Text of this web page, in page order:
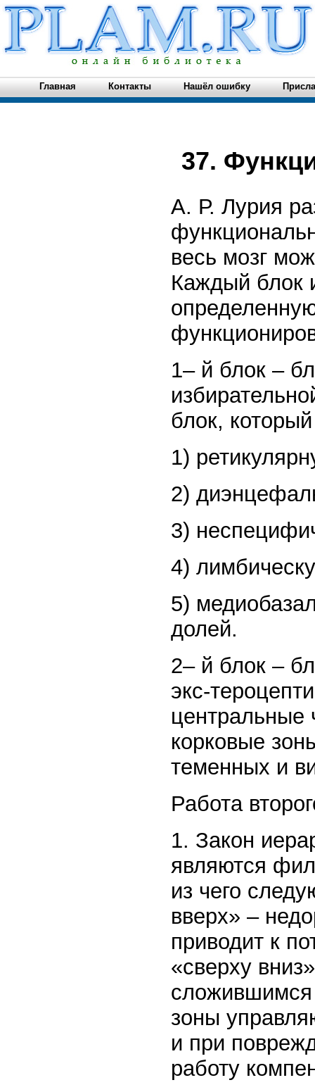
Главная Контакты Нашёл ошибку
37.
А. Р. Лурия
весь мозг
Каждый блок
1– й блок –
блок,
1)
2)
3)
4)
5)
долей.
2– й блок –
экс-
центральные
корковые
теменных и
Работа
1. Закон
являются
из чего
вверх» –
приводит к
«сверху
сложившимся
зоны
и при
работу